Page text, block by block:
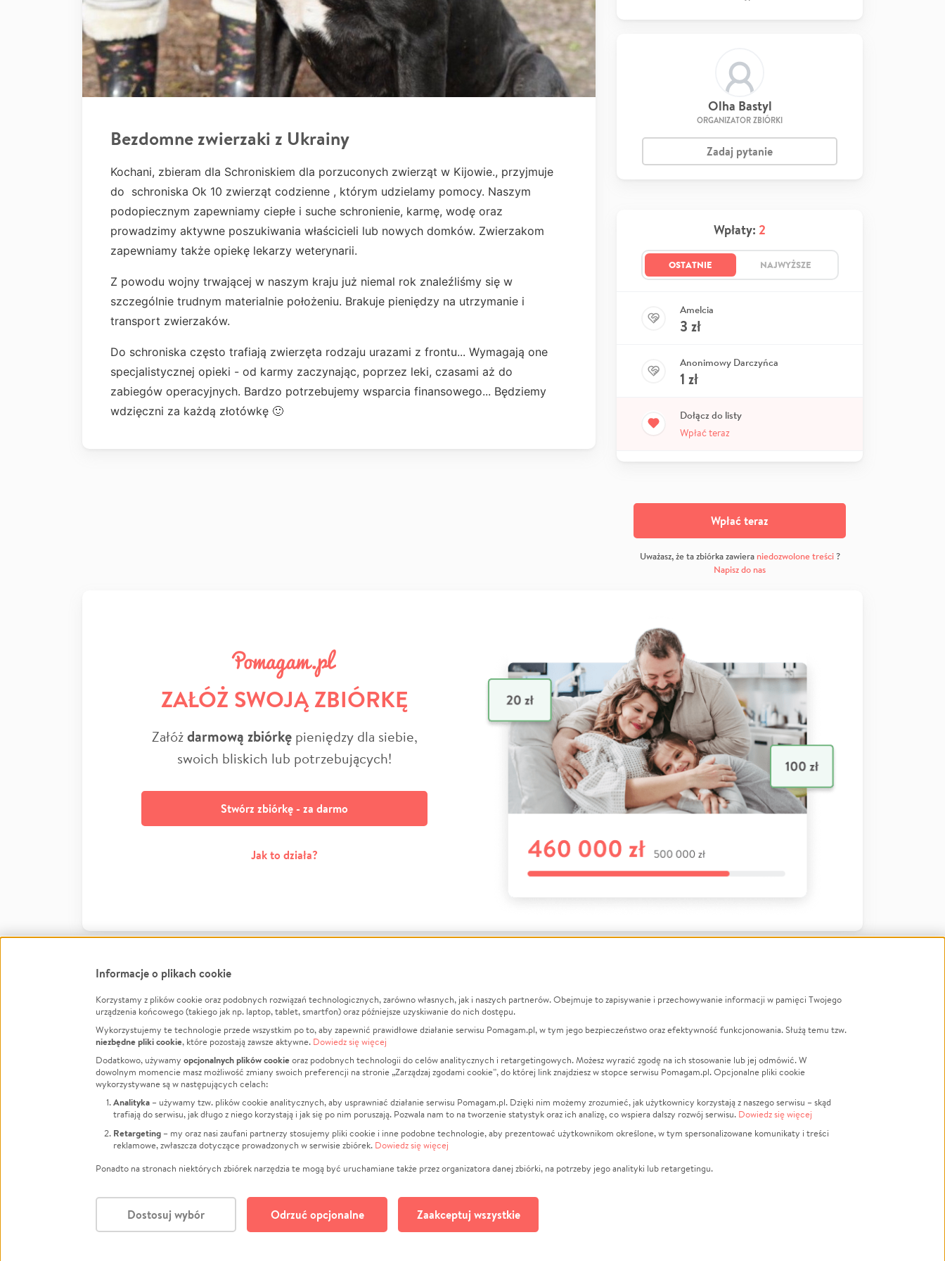
Bezdomne zwierzaki z Ukrainy
Kochani, zbieram dla Schroniskiem dla porzuconych zwierząt w Kijowie., przyjmuje
do schroniska Ok 10 zwierząt codzienne , którym udzielamy pomocy. Naszym
podopiecznym zapewniamy ciepłe i suche schronienie, karmę, wodę oraz
prowadzimy aktywne poszukiwania właścicieli lub nowych domków. Zwierzakom
zapewniamy także opiekę lekarzy weterynarii.
Z powodu wojny trwającej w naszym kraju już niemal rok znaleźliśmy się w
szczególnie trudnym materialnie położeniu. Brakuje pieniędzy na utrzymanie i
transport zwierzaków.
Do schroniska często trafiają zwierzęta rodzaju urazami z frontu... Wymagają one
specjalistycznej opieki - od karmy zaczynając, poprzez leki, czasami aż do
zabiegów operacyjnych. Bardzo potrzebujemy wsparcia finansowego... Będziemy
wdzięczni za każdą złotówkę 🙂
Olha Bastyl
ORGANIZATOR ZBIÓRKI
Zadaj pytanie
Wpłaty: 2
OSTATNIE NAJWYŻSZE
Amelcia
3 zł
Anonimowy Darczyńca
1 zł
Dołącz do listy
Wpłać teraz
Wpłać teraz
Uważasz, że ta zbiórka zawiera niedozwolone treści?
Napisz do nas
ZAŁÓŻ SWOJĄ ZBIÓRKĘ
Załóżdarmową zbiórkępieniędzy dla siebie,
swoich bliskich lub potrzebujących!
Stwórz zbiórkę - za darmo
Jak to działa?
FacebookTwitter Instagram
LinkedInTikTok Youtube
Informacje
Jak to działa?
Regulamin
Polityka Prywatności
Kontakt
Porównanie serwisów
Polityka plików cookie
Zarządzaj zgodami cookie
O nas
Opinie
Raporty
Za darmo
Dla NGO
Fundacja Pomagam.pl
Zbieraj na
Leczenie
Zwierzęta
Pożar
Sport
Pomoc Finansowa
Pogrzeb
LGBTQ+
Powódź
Wichura
Religia
Edukacja
Polski
Informacje o plikach cookie
Korzystamy z plików cookie oraz podobnych rozwiązań technologicznych, zarówno własnych, jak i naszych partnerów. Obejmuje to zapisywanie i przechowywanie informacji w pamięci Twojego
urządzenia końcowego (takiego jak np. laptop, tablet, smartfon) oraz późniejsze uzyskiwanie do nich dostępu.
Wykorzystujemy te technologie przede wszystkim po to, aby zapewnić prawidłowe działanie serwisu Pomagam.pl, w tym jego bezpieczeństwo oraz efektywność funkcjonowania. Służą temu tzw.
niezbędne pliki cookie, które pozostają zawsze aktywne. Dowiedz się więcej
Dodatkowo, używamy opcjonalnych plików cookieoraz podobnych technologii do celów analitycznych i retargetingowych. Możesz wyrazić zgodę na ich stosowanie lub jej odmówić. W
dowolnym momencie masz możliwość zmiany swoich preferencji na stronie „Zarządzaj zgodami cookie”, do której link znajdziesz w stopce serwisu Pomagam.pl. Opcjonalne pliki cookie
wykorzystywane są w następujących celach:
Analityka – używamy tzw. plików cookie analitycznych, aby usprawniać działanie serwisu Pomagam.pl. Dzięki nim możemy zrozumieć, jak użytkownicy korzystają z naszego serwisu – skąd
trafiają do serwisu, jak długo z niego korzystają i jak się po nim poruszają. Pozwala nam to na tworzenie statystyk oraz ich analizę, co wspiera dalszy rozwój serwisu. Dowiedz się więcej
Retargeting – my oraz nasi zaufani partnerzy stosujemy pliki cookie i inne podobne technologie, aby prezentować użytkownikom określone, w tym spersonalizowane komunikaty i treści
reklamowe, zwłaszcza dotyczące prowadzonych w serwisie zbiórek. Dowiedz się więcej
Ponadto na stronach niektórych zbiórek narzędzia te mogą być uruchamiane także przez organizatora danej zbiórki, na potrzeby jego analityki lub retargetingu.
Dostosuj wybór Odrzuć opcjonalne Zaakceptuj wszystkie